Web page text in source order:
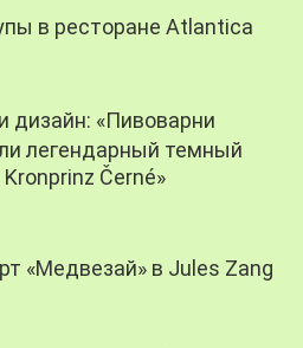
в ресторане Atlantica
дизайн: «Пивоварни
легендарный темный
Černé»
«Медвезай» в Jules Zang